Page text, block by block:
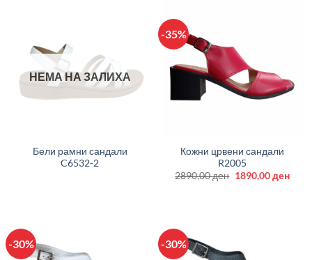
НЕМА НА ЗАЛИХА
Бели рамни сандали
C6532-2
-35%
Кожни црвени сандали
R2005
2890,00ден Original
1890,00ден
-30% -30%